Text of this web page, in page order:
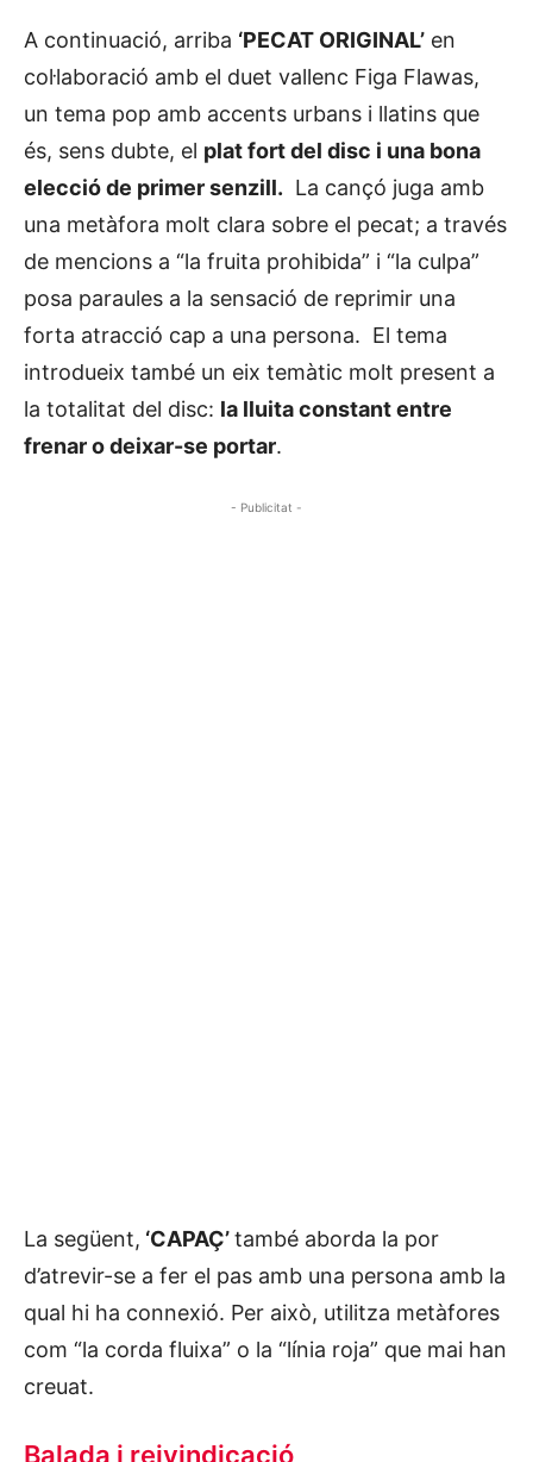
A continuació, arriba ‘PECAT ORIGINAL’ en
col·laboració amb el duet vallenc Figa Flawas,
un tema pop amb accents urbans i llatins que
és, sens dubte, el plat fort del disc i una bona
elecció de primer senzill. La cançó juga amb
una metàfora molt clara sobre el pecat; a través
de mencions a “la fruita prohibida” i “la culpa”
posa paraules a la sensació de reprimir una
forta atracció cap a una persona. El tema
introdueix també un eix temàtic molt present a
la totalitat del disc: la lluita constant entre
frenar o deixar-se portar.
- Publicitat -
La següent, ‘CAPAÇ’també aborda la por
d’atrevir-se a fer el pas amb una persona amb la
qual hi ha connexió. Per això, utilitza metàfores
com “la corda fluixa” o la “línia roja” que mai han
creuat.
Balada i reivindicació